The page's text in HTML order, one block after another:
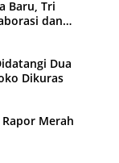
Baru, Tri
dan
Dua
Dikuras
Merah